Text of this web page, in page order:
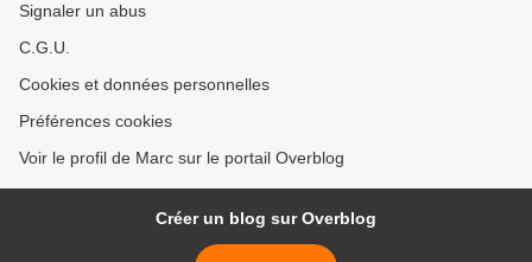
Signaler un abus
C.G.U.
Cookies et données personnelles
Préférences cookies
Voir le profil de Marc sur le portail Overblog
Créer un blog sur Overblog